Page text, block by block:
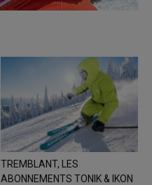
TREMBLANT, LES
ABONNEMENTS TONIK & IKON